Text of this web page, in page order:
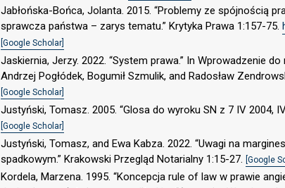
Jabłońska-Bońca, Jolanta. 2015. “Problemy ze spójnością
sprawcza państwa – zarys tematu.” Krytyka Prawa 1:157-75.
[Google Scholar]
Jaskiernia, Jerzy. 2022. “System prawa.” In Wprowadzenie
Andrzej Pogłódek, Bogumił Szmulik, and Radosław
[Google Scholar]
Justyński, Tomasz. 2005. “Glosa do wyroku SN z 7 IV 2004,
[Google Scholar]
Justyński, Tomasz, and Ewa Kabza. 2022. “Uwagi na
spadkowym.” Krakowski Przegląd Notarialny 1:15-27. [Google
Kordela, Marzena. 1995. “Koncepcja rule of law w prawie